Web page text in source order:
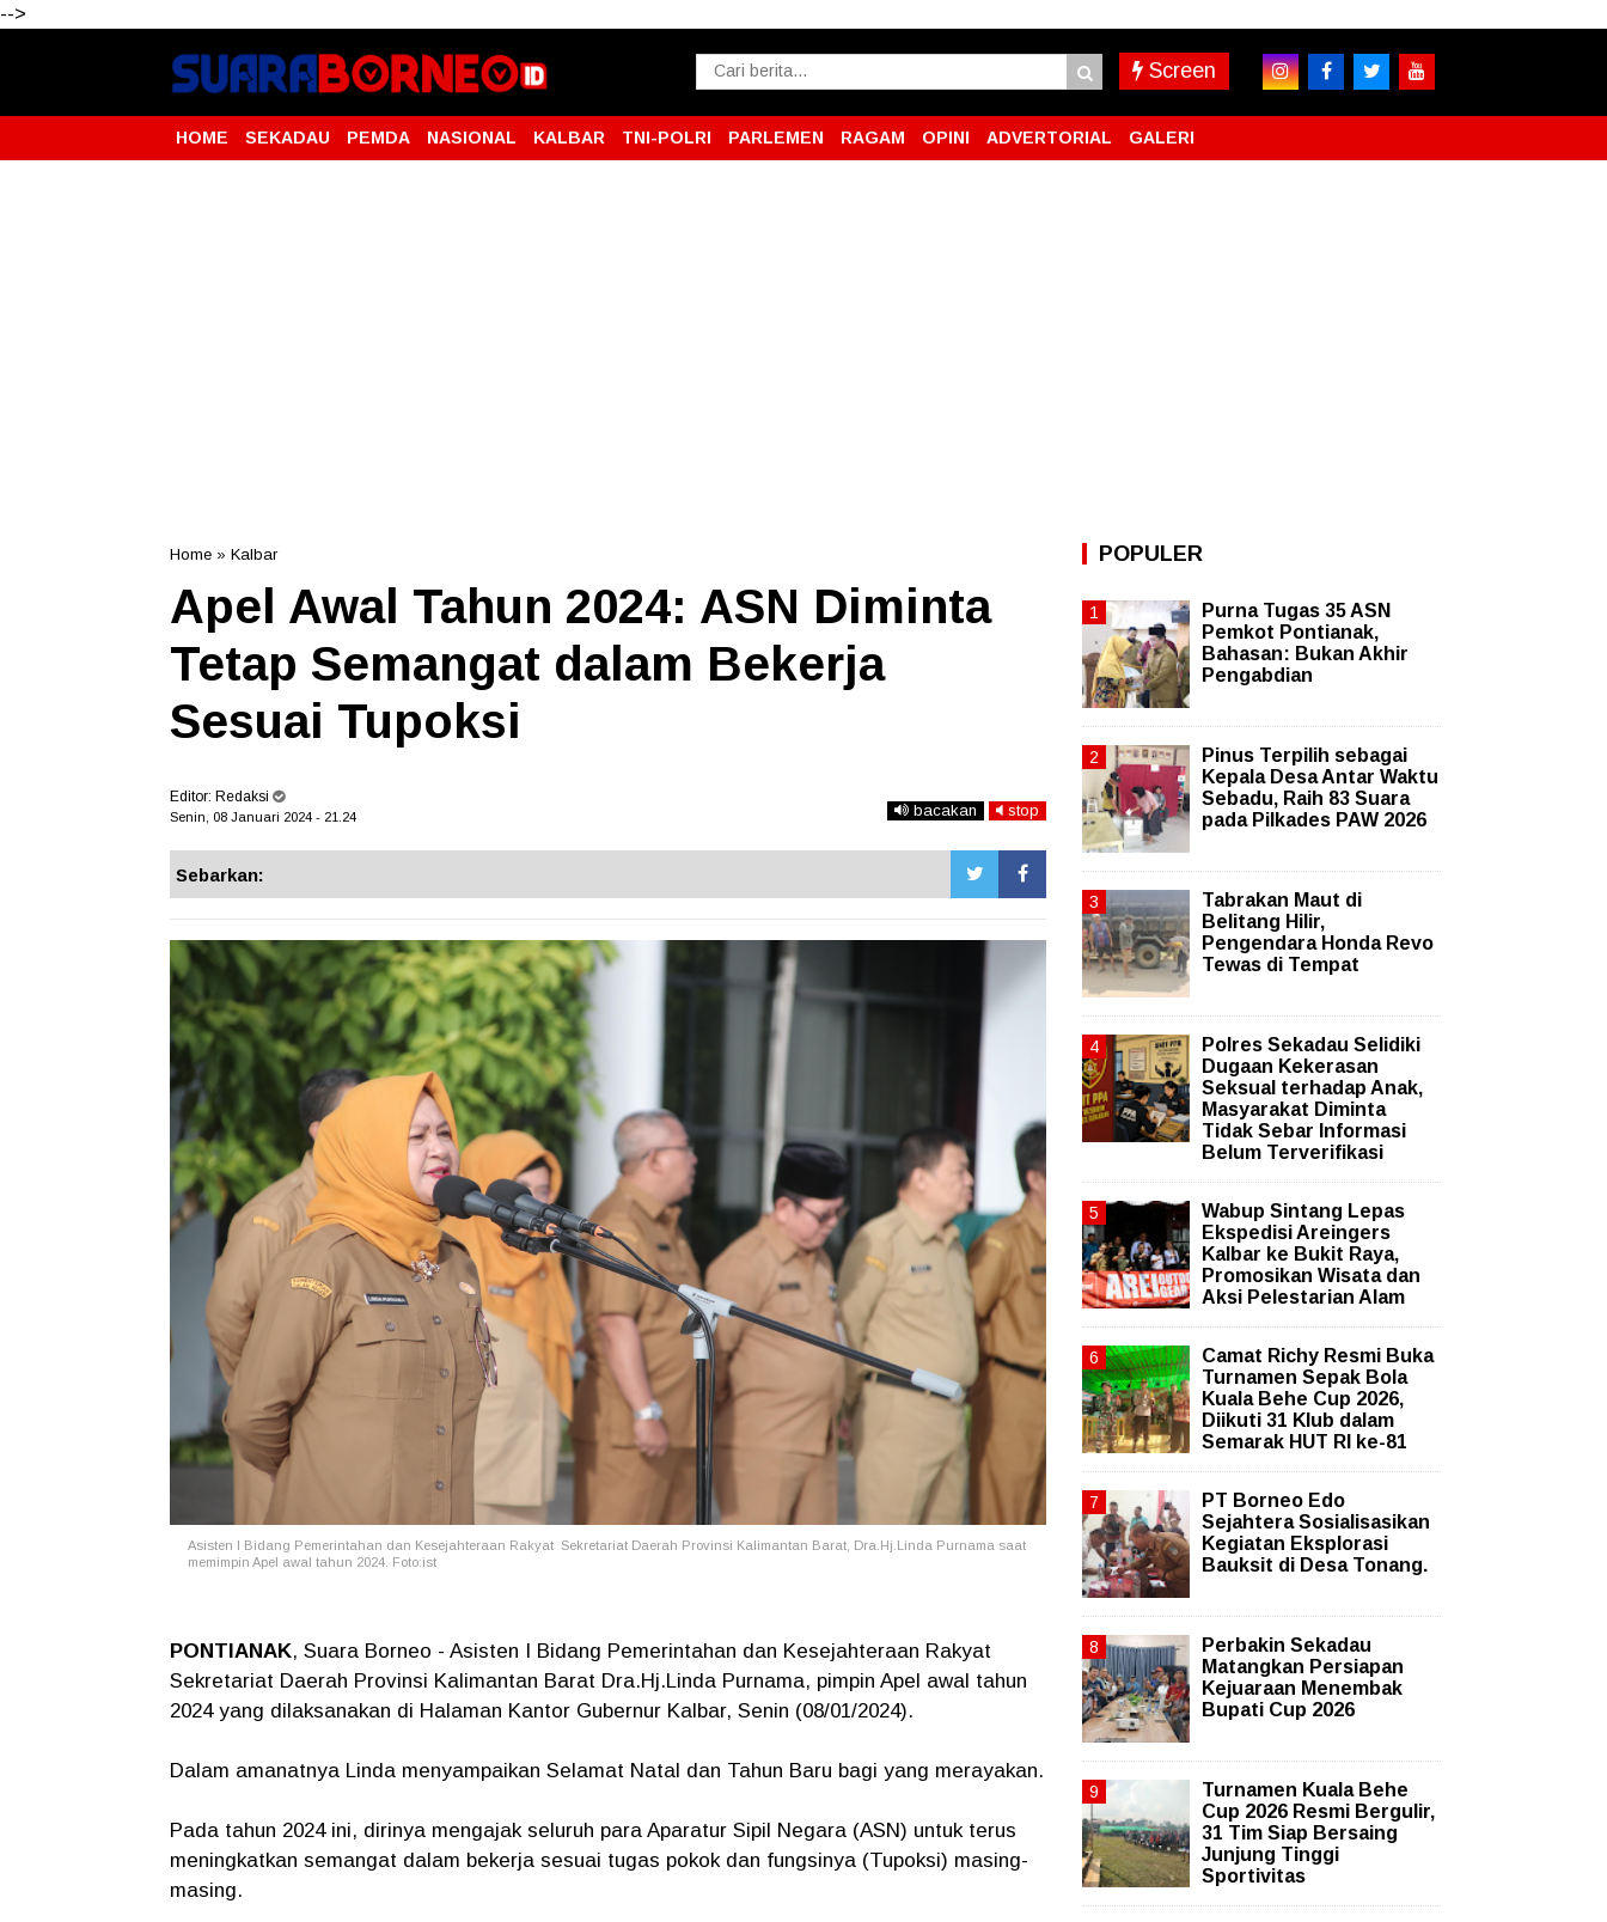
-->
Screen
HOME SEKADAU PEMDA NASIONAL KALBAR TNI-POLRI PARLEMEN RAGAM OPINI ADVERTORIAL GALERI
Home » Kalbar
Apel Awal Tahun 2024: ASN Diminta
Tetap Semangat dalam Bekerja
Sesuai Tupoksi
Editor: Redaksi
Senin, 08 Januari 2024 - 21.24 bacakan stop
Sebarkan:
Asisten I Bidang Pemerintahan dan Kesejahteraan Rakyat Sekretariat Daerah Provinsi Kalimantan Barat, Dra.Hj.Linda Purnama saat
memimpin Apel awal tahun 2024. Foto:ist
PONTIANAK, Suara Borneo - Asisten I Bidang Pemerintahan dan Kesejahteraan Rakyat
Sekretariat Daerah Provinsi Kalimantan Barat Dra.Hj.Linda Purnama, pimpin Apel awal tahun
2024 yang dilaksanakan di Halaman Kantor Gubernur Kalbar, Senin (08/01/2024).
Dalam amanatnya Linda menyampaikan Selamat Natal dan Tahun Baru bagi yang merayakan.
Pada tahun 2024 ini, dirinya mengajak seluruh para Aparatur Sipil Negara (ASN) untuk terus
meningkatkan semangat dalam bekerja sesuai tugas pokok dan fungsinya (Tupoksi) masing-
masing.
POPULER
Purna Tugas 35 ASN
Pemkot Pontianak,
Bahasan: Bukan Akhir
Pengabdian
Pinus Terpilih sebagai
Kepala Desa Antar Waktu
Sebadu, Raih 83 Suara
pada Pilkades PAW 2026
Tabrakan Maut di
Belitang Hilir,
Pengendara Honda Revo
Tewas di Tempat
Polres Sekadau Selidiki
Dugaan Kekerasan
Seksual terhadap Anak,
Masyarakat Diminta
Tidak Sebar Informasi
Belum Terverifikasi
Wabup Sintang Lepas
Ekspedisi Areingers
Kalbar ke Bukit Raya,
Promosikan Wisata dan
Aksi Pelestarian Alam
Camat Richy Resmi Buka
Turnamen Sepak Bola
Kuala Behe Cup 2026,
Diikuti 31 Klub dalam
Semarak HUT RI ke-81
PT Borneo Edo
Sejahtera Sosialisasikan
Kegiatan Eksplorasi
Bauksit di Desa Tonang.
Perbakin Sekadau
Matangkan Persiapan
Kejuaraan Menembak
Bupati Cup 2026
Turnamen Kuala Behe
Cup 2026 Resmi Bergulir,
31 Tim Siap Bersaing
Junjung Tinggi
Sportivitas